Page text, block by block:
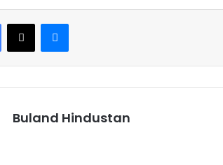
Facebook
X Messenger
Buland Hindustan